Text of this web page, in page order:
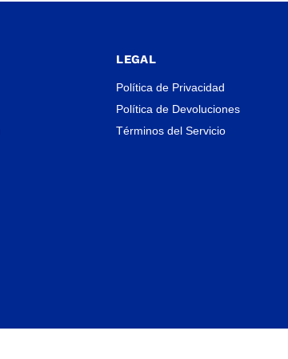
LEGAL
Política de Privacidad
Política de Devoluciones
Términos del Servicio